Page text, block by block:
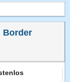
Border